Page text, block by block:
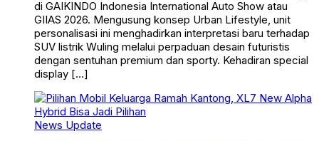
di GAIKINDO Indonesia International Auto Show atau
GIIAS 2026. Mengusung konsep Urban Lifestyle, unit
personalisasi ini menghadirkan interpretasi baru terhadap
SUV listrik Wuling melalui perpaduan desain futuristis
dengan sentuhan premium dan sporty. Kehadiran special
display […]
News Update